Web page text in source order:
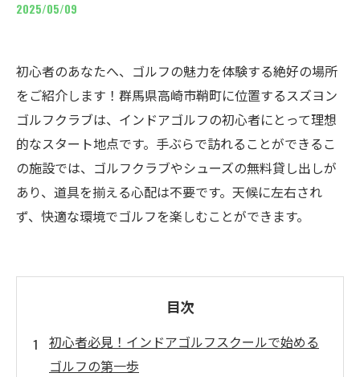
2025/05/09
初心者のあなたへ、ゴルフの魅力を体験する絶好の場所
をご紹介します！群馬県高崎市鞘町に位置するスズヨン
ゴルフクラブは、インドアゴルフの初心者にとって理想
的なスタート地点です。手ぶらで訪れることができるこ
の施設では、ゴルフクラブやシューズの無料貸し出しが
あり、道具を揃える心配は不要です。天候に左右され
ず、快適な環境でゴルフを楽しむことができます。
目次
初心者必見！インドアゴルフスクールで始める
ゴルフの第一歩